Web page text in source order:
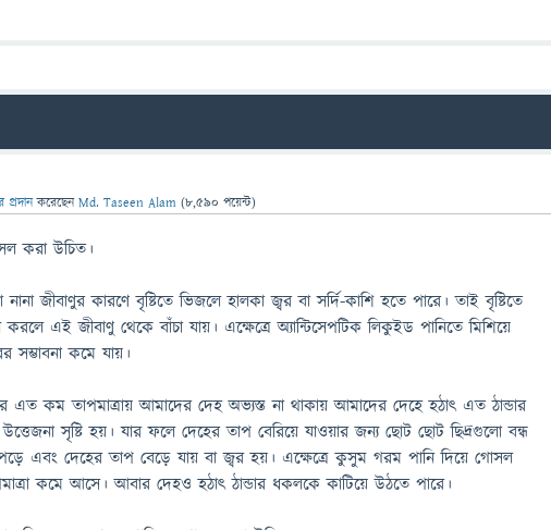
প্রদান করেছেনMd. Taseen Alam (8,590 পয়েন্ট)
করা উচিত।
নানা জীবাণুর কারণে বৃষ্টিতে ভিজলে হালকা জ্বর বা সর্দি-কাশি হতে পারে। তাই বৃষ্টিতে
এই জীবাণু থেকে বাঁচা যায়। এক্ষেত্রে অ্যান্টিসেপটিক লিকুইড পানিতে মিশিয়ে
সম্ভাবনা কমে যায়।
এত কম তাপমাত্রায় আমাদের দেহ অভ্যস্ত না থাকায় আমাদের দেহে হঠাৎ এত ঠান্ডার
সৃষ্টি হয়। যার ফলে দেহের তাপ বেরিয়ে যাওয়ার জন্য ছোট ছোট ছিদ্রগুলো বন্ধ
এবং দেহের তাপ বেড়ে যায় বা জ্বর হয়। এক্ষেত্রে কুসুম গরম পানি দিয়ে গোসল
কমে আসে। আবার দেহও হঠাৎ ঠান্ডার ধকলকে কাটিয়ে উঠতে পারে।